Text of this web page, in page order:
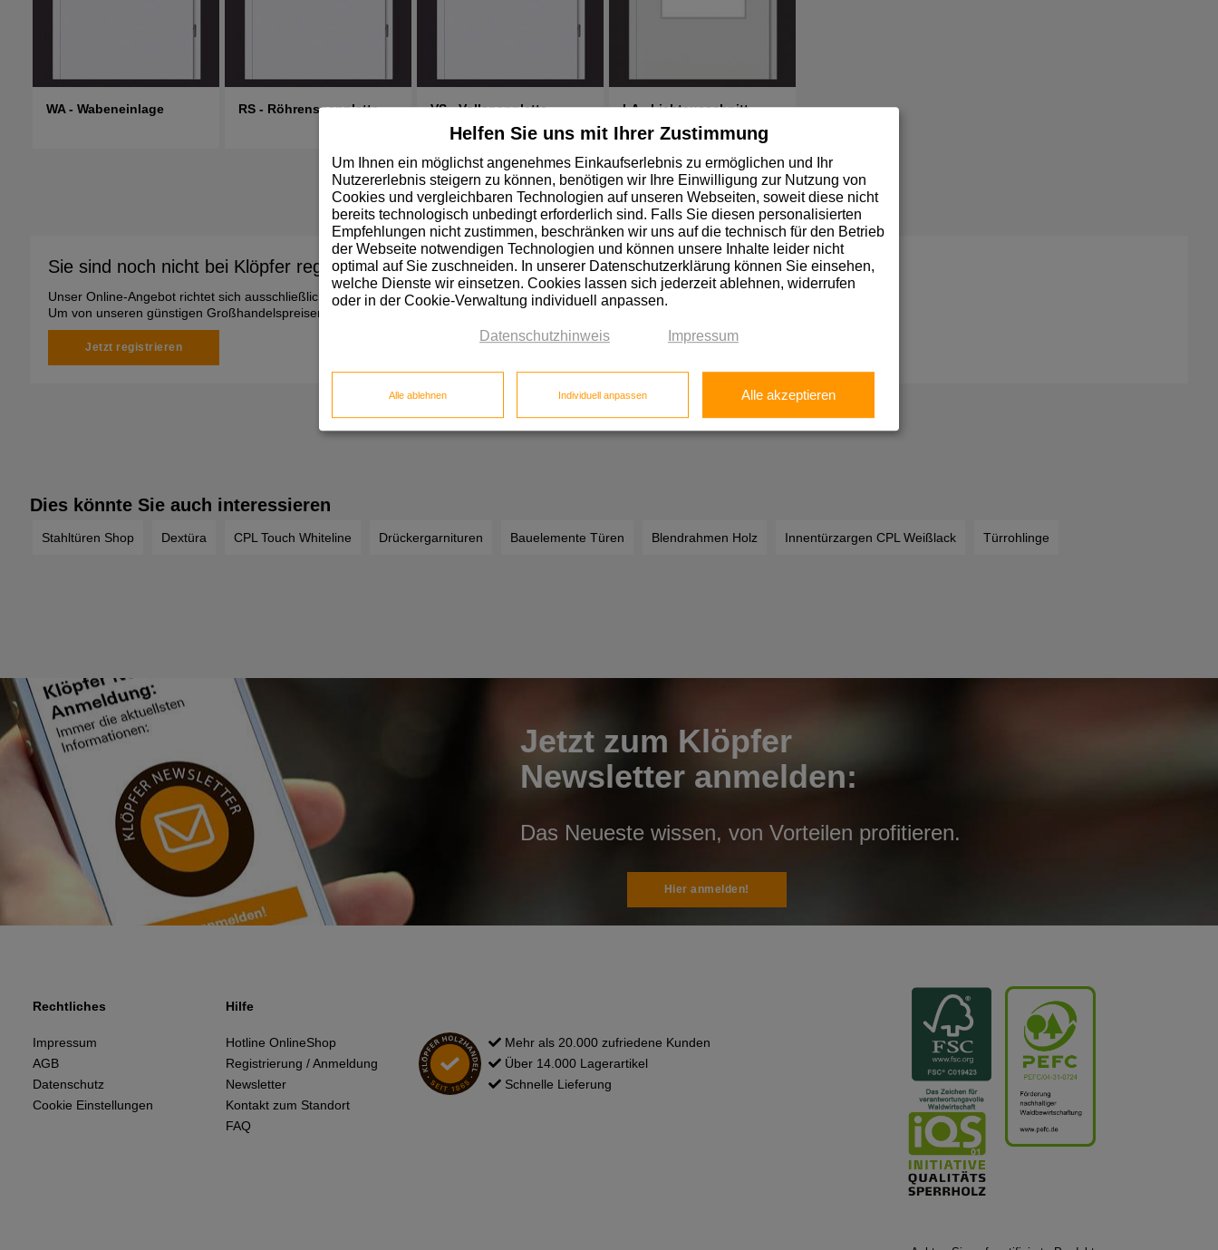
WA - Wabeneinlage RS - Röhrenspanplatte VS - Vollspanplatte LA - Lichtausschnitt
Sie sind noch nicht bei Klöpfer registriert?
Unser Online-Angebot richtet sich ausschließlich an gewerbliche Kunden.
Um von unseren günstigen Großhandelspreisen zu profitieren, müssen Sie sich zunächst registrieren.
Jetzt registrieren
Dies könnte Sie auch interessieren
Stahltüren Shop Dextüra CPL Touch Whiteline Drückergarnituren Bauelemente Türen Blendrahmen Holz Innentürzargen CPL Weißlack Türrohlinge
Jetzt zum Klöpfer
Newsletter anmelden:
Das Neueste wissen, von Vorteilen profitieren.
Hier anmelden!
Rechtliches
Impressum
AGB
Datenschutz
Cookie Einstellungen
Hilfe
Hotline OnlineShop
Registrierung / Anmeldung
Newsletter
Kontakt zum Standort
FAQ
Mehr als 20.000 zufriedene Kunden
Über 14.000 Lagerartikel
Schnelle Lieferung
Helfen Sie uns mit Ihrer Zustimmung
Um Ihnen ein möglichst angenehmes Einkaufserlebnis zu ermöglichen und Ihr
Nutzererlebnis steigern zu können, benötigen wir Ihre Einwilligung zur Nutzung von
Cookies und vergleichbaren Technologien auf unseren Webseiten, soweit diese nicht
bereits technologisch unbedingt erforderlich sind. Falls Sie diesen personalisierten
Empfehlungen nicht zustimmen, beschränken wir uns auf die technisch für den Betrieb
der Webseite notwendigen Technologien und können unsere Inhalte leider nicht
optimal auf Sie zuschneiden. In unserer Datenschutzerklärung können Sie einsehen,
welche Dienste wir einsetzen. Cookies lassen sich jederzeit ablehnen, widerrufen
oder in der Cookie-Verwaltung individuell anpassen.
Datenschutzhinweis Impressum
Alle ablehnen Individuell anpassen Alle akzeptieren